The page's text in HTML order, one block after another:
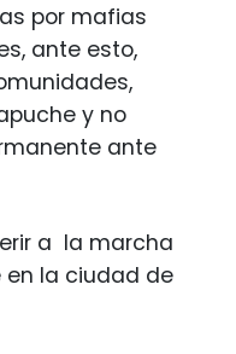
por mafias
ante esto,
y no
ante
a la marcha
en la ciudad de